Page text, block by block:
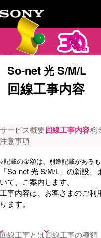
So-net 光 S/M/L
回線工事内容
サービス概要回線工事内容料
注意事項
※記載の金額は、別途記載がある
「So-net 光 S/M/L」の新設
いて、ご案内します。
工事内容は、お客さまのご利
ります。
回線工事とは回線工事の種類